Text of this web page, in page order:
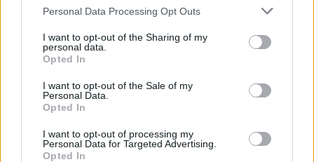
Please note that this website/app uses one or more Google
not limited to your visit or usage behaviour. You may click to
grant or deny consent to Google and its third-party tags to
use your data for below specified purposes in below Google
consent section.
Personal Data Processing Opt Outs
I want to opt-out of the Sharing of my
personal data.
Opted In
I want to opt-out of the Sale of my
Personal Data.
Opted In
I want to opt-out of processing my
Personal Data for Targeted Advertising.
Opted In
TEMI: Comune Di Arzachena
Eventi Arzachena
Piatti Sardegna
Piatti Tipici Gallura
Piatti Tradizione Arzachena
Inviaci le tue segnalazioni,
Su WhatsApp al numero +39
345 356 7512